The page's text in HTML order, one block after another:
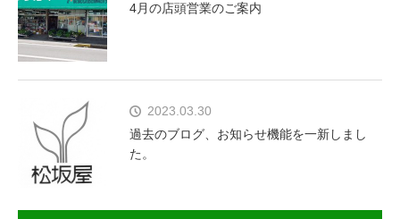
4月の店頭営業のご案内
2023.03.30
過去のブログ、お知らせ機能を一新しまし
た。